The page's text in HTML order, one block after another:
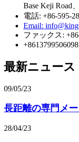
Base Keji Road
電話: +86-595-
Email:
ファックス:
+8613799506098
最新ニュース
09/05/23
長距離の専門メ
28/04/23